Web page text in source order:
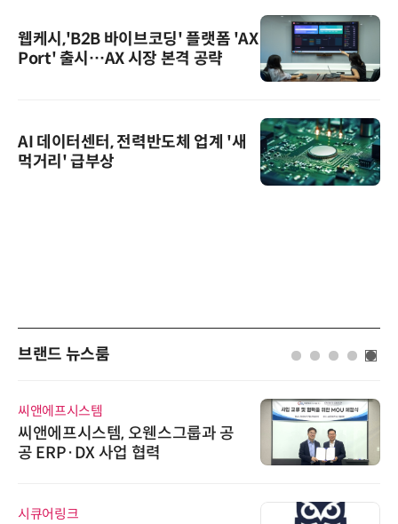
웹케시,'B2B 바이브코딩' 플랫폼 'AX
Port' 출시…AX 시장 본격 공략
AI 데이터센터, 전력반도체 업계 '새
먹거리' 급부상
브랜드 뉴스룸
씨앤에프시스템
씨앤에프시스템, 오웬스그룹과 공
공 ERP·DX 사업 협력
시큐어링크